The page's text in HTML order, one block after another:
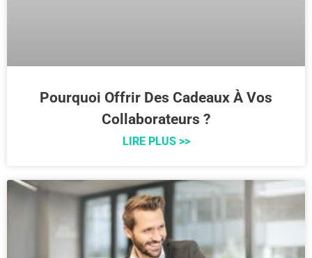
Pourquoi Offrir Des Cadeaux À Vos
Collaborateurs ?
LIRE PLUS >>